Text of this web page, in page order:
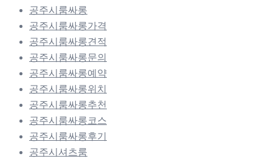
공주시룸싸롱
공주시룸싸롱가격
공주시룸싸롱견적
공주시룸싸롱문의
공주시룸싸롱예약
공주시룸싸롱위치
공주시룸싸롱추천
공주시룸싸롱코스
공주시룸싸롱후기
공주시셔츠룸